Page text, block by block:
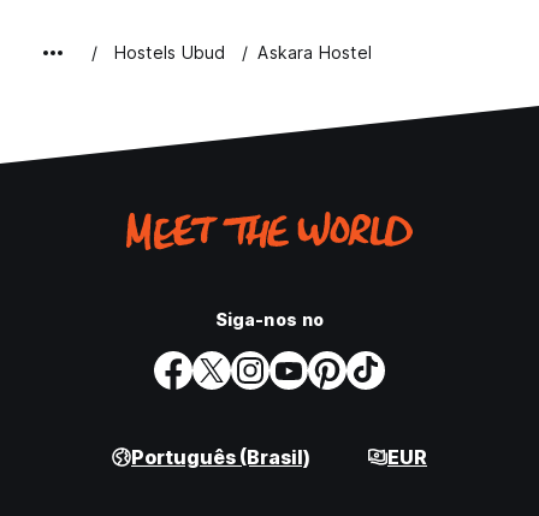
Hostels Ubud Askara Hostel
Siga-nos no
Português (Brasil) EUR